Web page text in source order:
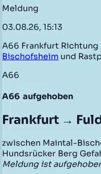
Meldung
03.08.26, 15:13
A66 Frankfurt Richtung
Bischofsheim und
A66
A66 aufgehoben
Frankfurt →
zwischen Maintal-
Hundsrücker Berg
Meldung ist